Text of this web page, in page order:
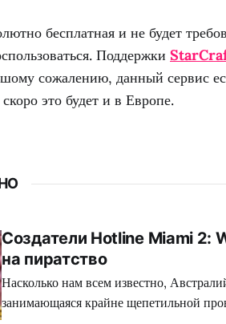
бесплатная и не будет
Поддержки
сожалению, данный сервис
это будет и в Европе.
Создатели Hotline Miami 2:
на пиратство
Насколько нам всем известно,
занимающаяся крайне щепетильной